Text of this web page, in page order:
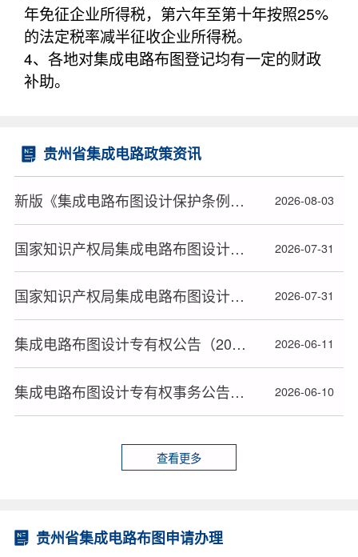
年免征企业所得税，第六年至第十年按照25%
的法定税率减半征收企业所得税。
4、各地对集成电路布图登记均有一定的财政
补助。
贵州省集成电路政策资讯
新版《集成电路布图设计保护条例》2026年10月15日起施行 2026-08-03
国家知识产权局集成电路布图设计专有权事务公告（2026年7月29日） 2026-07-31
国家知识产权局集成电路布图设计专有权事务公告（2026年7月31日） 2026-07-31
集成电路布图设计专有权公告（2026年6月10日） 2026-06-11
集成电路布图设计专有权事务公告（2026年6月10日） 2026-06-10
查看更多
贵州省集成电路布图申请办理